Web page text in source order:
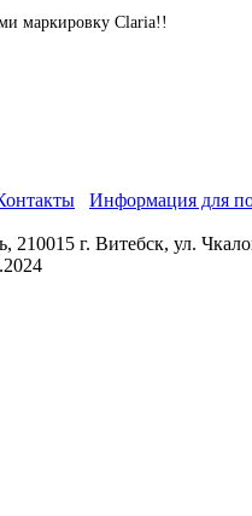
маркировку Claria!!
Информация для
г. Витебск, ул.